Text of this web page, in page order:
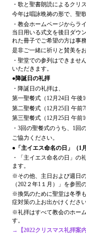
・歌と聖書朗読によるクリ
今年は唱詠晩祷の形で、聖
・教会ホームページからラ
当日用いる式文を後日ダウ
れた冊子でご希望の方は事
是非ご一緒に祈りと賛美を
・聖堂での参列はできませ
いただきます。
●降誕日の礼拝
・降誕日の礼拝は、
第一聖餐式（12月24日 午後
第二聖餐式（12月25日 午前7
第三聖餐式（12月25日 午前
・3回の聖餐式のうち、1回
ご協力ください。
●「主イエス命名の日」（1
・「主イエス命名の日」の
ます。
※その他、主日および週日
（202２年1１月）」を参照
※換気のために聖堂は冬季
症対策の上お出かけください
※礼拝はすべて教会のホー
す。
→【2022クリスマス礼拝案